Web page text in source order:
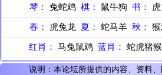
琴： 兔蛇鸡 棋： 鼠牛狗 书：
春：
虎兔龙 夏： 蛇马羊 秋：
红肖： 马兔鼠鸡 蓝肖： 蛇虎猪猴
说明：本论坛所提供的内容、资料